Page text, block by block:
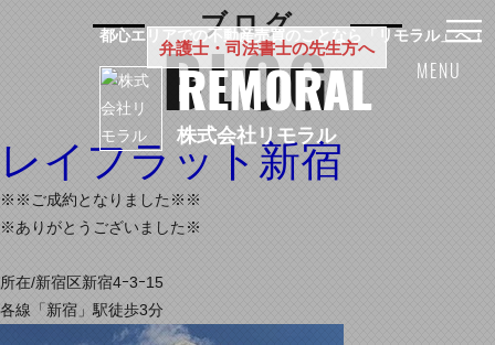
MENU
都心エリアでの不動産売買のことなら「リモラル」へ！
REMORAL
株式会社リモラル
弁護士・司法書士の先生方へ
ブログ
BLOG
レイフラット新宿
※※ご成約となりました※※
※ありがとうございました※
所在/新宿区新宿4ｰ3ｰ15
各線「新宿」駅徒歩3分